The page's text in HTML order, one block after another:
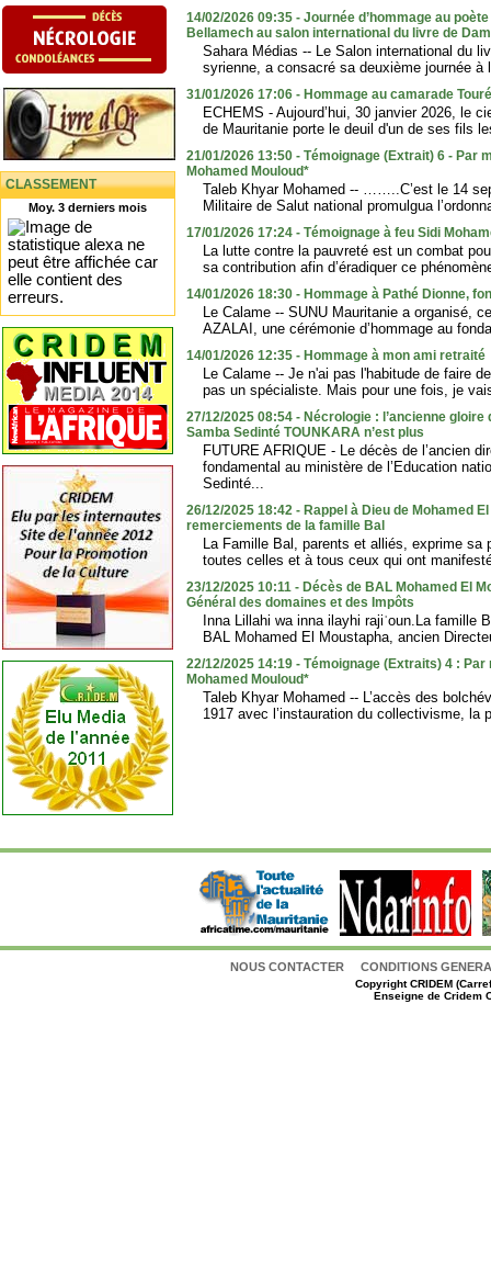
CLASSEMENT
Moy. 3 derniers mois
14/02/2026 09:35 - Journée d’hommage au
Bellamech au salon international du livre de
Sahara Médias -- Le Salon international du
syrienne, a consacré sa deuxième journée à
31/01/2026 17:06 - Hommage au camarade
ECHEMS - Aujourd’hui, 30 janvier 2026, le
de Mauritanie porte le deuil d'un de ses fils
21/01/2026 13:50 - Témoignage (Extrait) 6 - Par
Mohamed Mouloud*
Taleb Khyar Mohamed -- ……..C’est le 14
Militaire de Salut national promulgua
17/01/2026 17:24 - Témoignage à feu Sidi
La lutte contre la pauvreté est un combat
sa contribution afin d’éradiquer ce
14/01/2026 18:30 - Hommage à Pathé Dionne,
Le Calame -- SUNU Mauritanie a organisé,
AZALAI, une cérémonie d’hommage au
14/01/2026 12:35 - Hommage à mon ami retraité
Le Calame -- Je n'ai pas l'habitude de faire
pas un spécialiste. Mais pour une fois, je
27/12/2025 08:54 - Nécrologie : l’ancienne gloire
Samba Sedinté TOUNKARA n’est plus
FUTURE AFRIQUE - Le décès de l’ancien
fondamental au ministère de l’Education
Sedinté...
26/12/2025 18:42 - Rappel à Dieu de Mohamed
remerciements de la famille Bal
La Famille Bal, parents et alliés, exprime sa
toutes celles et à tous ceux qui ont
23/12/2025 10:11 - Décès de BAL Mohamed El
Général des domaines et des Impôts
Inna Lillahi wa inna ilayhi rajiʿoun.La famille
BAL Mohamed El Moustapha, ancien
22/12/2025 14:19 - Témoignage (Extraits) 4 :
Mohamed Mouloud*
Taleb Khyar Mohamed -- L’accès des
1917 avec l’instauration du collectivisme, la
NOUS CONTACTER CONDITIONS
CopyrightCRIDEM
Enseigne de Cridem